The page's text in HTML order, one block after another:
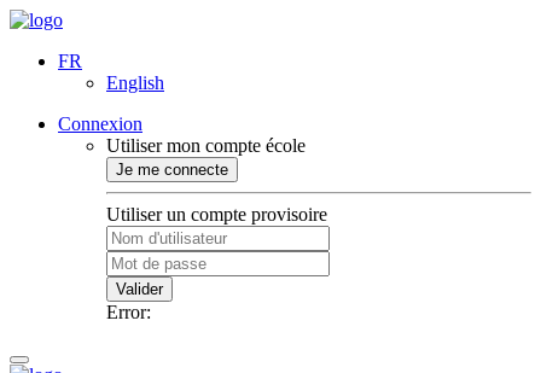
FR
English
Connexion
Utiliser mon compte école
Je me connecte
Utiliser un compte provisoire
Valider
Error: